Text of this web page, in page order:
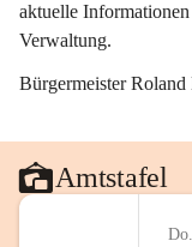
aktuelle
Verwaltung.
Bürgermeister Roland
Amtstafel